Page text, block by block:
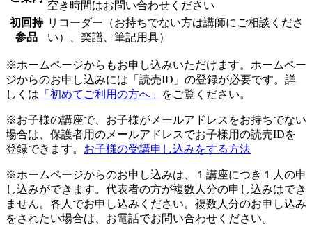
空き時間はお問い合わせください
初回持
参品
リコーダー（お持ちでない方は講師にご相談くださ
い）、楽譜、筆記用具）
※ホームページからもお申し込みいただけます。ホームペー
ジからのお申し込みには「読売ID」の登録が必要です。詳
しくは 「初めてご利用の方へ」 をご覧ください。
※お子様の講座で、お子様がメールアドレスをお持ちでない
場合は、保護者用のメールアドレスでお子様用の読売IDを
登録できます。 お子様の受講申し込みをする方法
※ホームページからのお申し込みは、１講座につき１人の申
し込みができます。代表者の方が複数人分の申し込みはでき
ません。各人でお申し込みください。複数人分のお申し込み
をされたい場合は、お電話でお問い合わせください。